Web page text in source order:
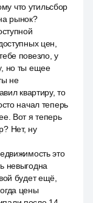
что утильсбор
рынок?
цен,
повезло, у
но ты ещее
не
квартиру, то
начал теперь
Вот я теперь
Нет, ну
это
невыгодна
будет ещё,
цены